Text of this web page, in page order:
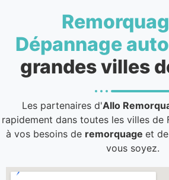
Dépannage auto
grandes villes
Les partenaires d'Allo
rapidement dans toutes les villes de
à vos besoins de remorquage et de
vous soyez.